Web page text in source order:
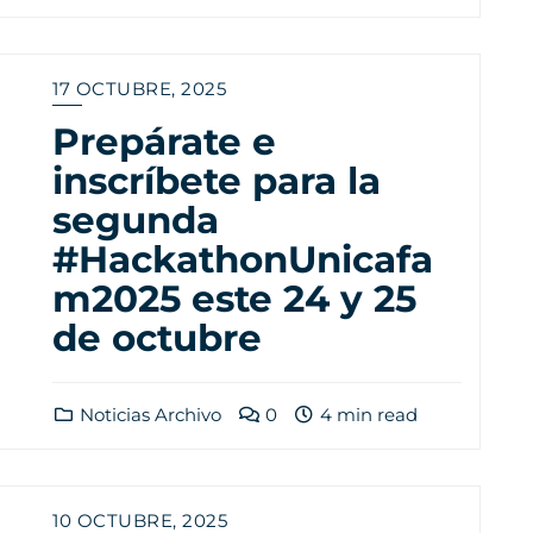
17 OCTUBRE, 2025
Prepárate e
inscríbete para la
segunda
#HackathonUnicafa
m2025 este 24 y 25
de octubre
Noticias Archivo 0 4 min read
10 OCTUBRE, 2025